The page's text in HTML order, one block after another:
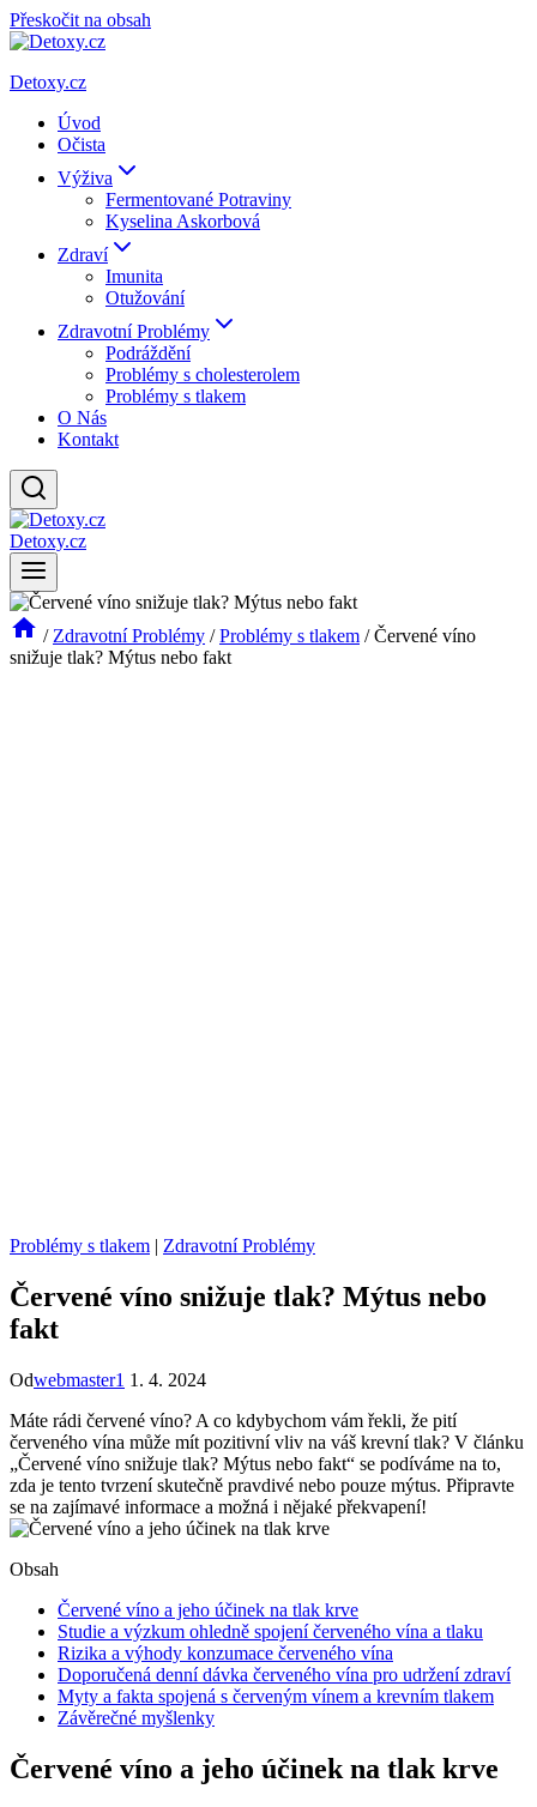
Přeskočit na obsah
Detoxy.cz
Úvod
Očista
Výživa
Fermentované Potraviny
Kyselina Askorbová
Zdraví
Imunita
Otužování
Zdravotní Problémy
Podráždění
Problémy s cholesterolem
Problémy s tlakem
O Nás
Kontakt
Detoxy.cz
/ Zdravotní Problémy / Problémy s tlakem / Červené víno
snižuje tlak? Mýtus nebo fakt
Problémy s tlakem | Zdravotní Problémy
Červené víno snižuje tlak? Mýtus nebo
fakt
Odwebmaster1 1. 4. 2024
Máte rádi červené víno? A co kdybychom vám řekli, že pití
červeného vína může mít pozitivní vliv na váš krevní tlak? V článku
„Červené víno snižuje tlak? Mýtus nebo fakt“ se podíváme na to,
zda je tento tvrzení skutečně pravdivé nebo pouze mýtus. Připravte
se na zajímavé informace a možná i nějaké překvapení!
Obsah
Červené víno a jeho účinek na tlak krve
Studie a výzkum ohledně spojení červeného vína a tlaku
Rizika a výhody konzumace červeného vína
Doporučená denní dávka červeného vína pro udržení zdraví
Myty a fakta spojená s červeným vínem a krevním tlakem
Závěrečné myšlenky
Červené víno a jeho účinek na tlak krve